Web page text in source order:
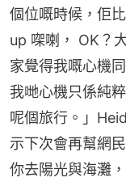
個位嘅時候，佢
up 㗎喇， OK？
家覺得我嘅心機
我哋心機只係純
呢個旅行。」
示下次會再幫網
你去陽光與海灘